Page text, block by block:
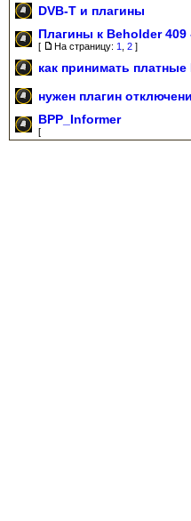
DVB-T и плагины
Плагины к Beholder 409
[ На страницу: 1 2 ]
как принимать
нужен плагин
BPP_Informer
[